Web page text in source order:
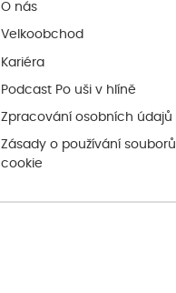
O nás
Velkoobchod
Kariéra
Podcast Po uši v hlíně
Zpracování osobních údajů
Zásady o používání souborů
cookie